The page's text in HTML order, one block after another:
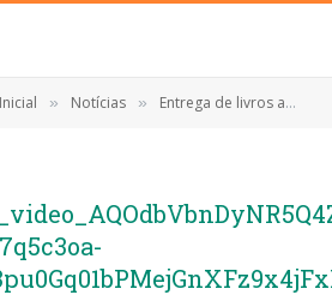
» Notícias » Entrega de livros aos diretores